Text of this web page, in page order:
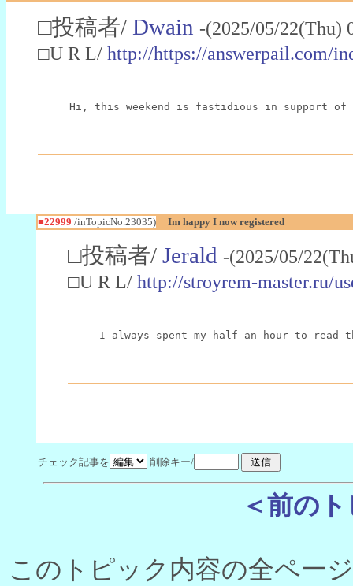
□投稿者/ Dwain -(2025/05/
□U R L/ http://https://answerpail.com/
Hi, this weekend is fastidious in support of
■22999 /inTopicNo.23035) Im happy I now registered
□投稿者/ Jerald -(2025/05/
□U R L/ http://stroyrem-master.ru/
I always spent my half an hour to
チェック記事を 削除キー/
＜前の
このトピック内容の全ペー